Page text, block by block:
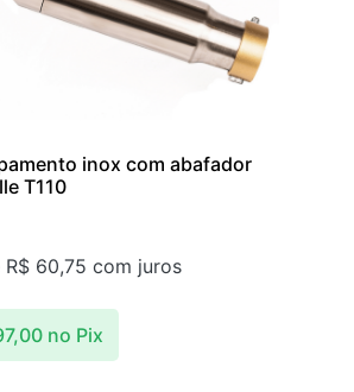
inox com abafador
T110
R$ 60,75 com juros
no Pix